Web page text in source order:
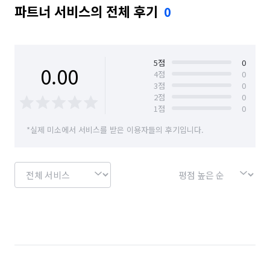
파트너 서비스의 전체 후기 0
0.00 5점
0
4점
0
3점
0
2점
0
1점
0
*실제 미소에서 서비스를 받은 이용자들의 후기입니다.